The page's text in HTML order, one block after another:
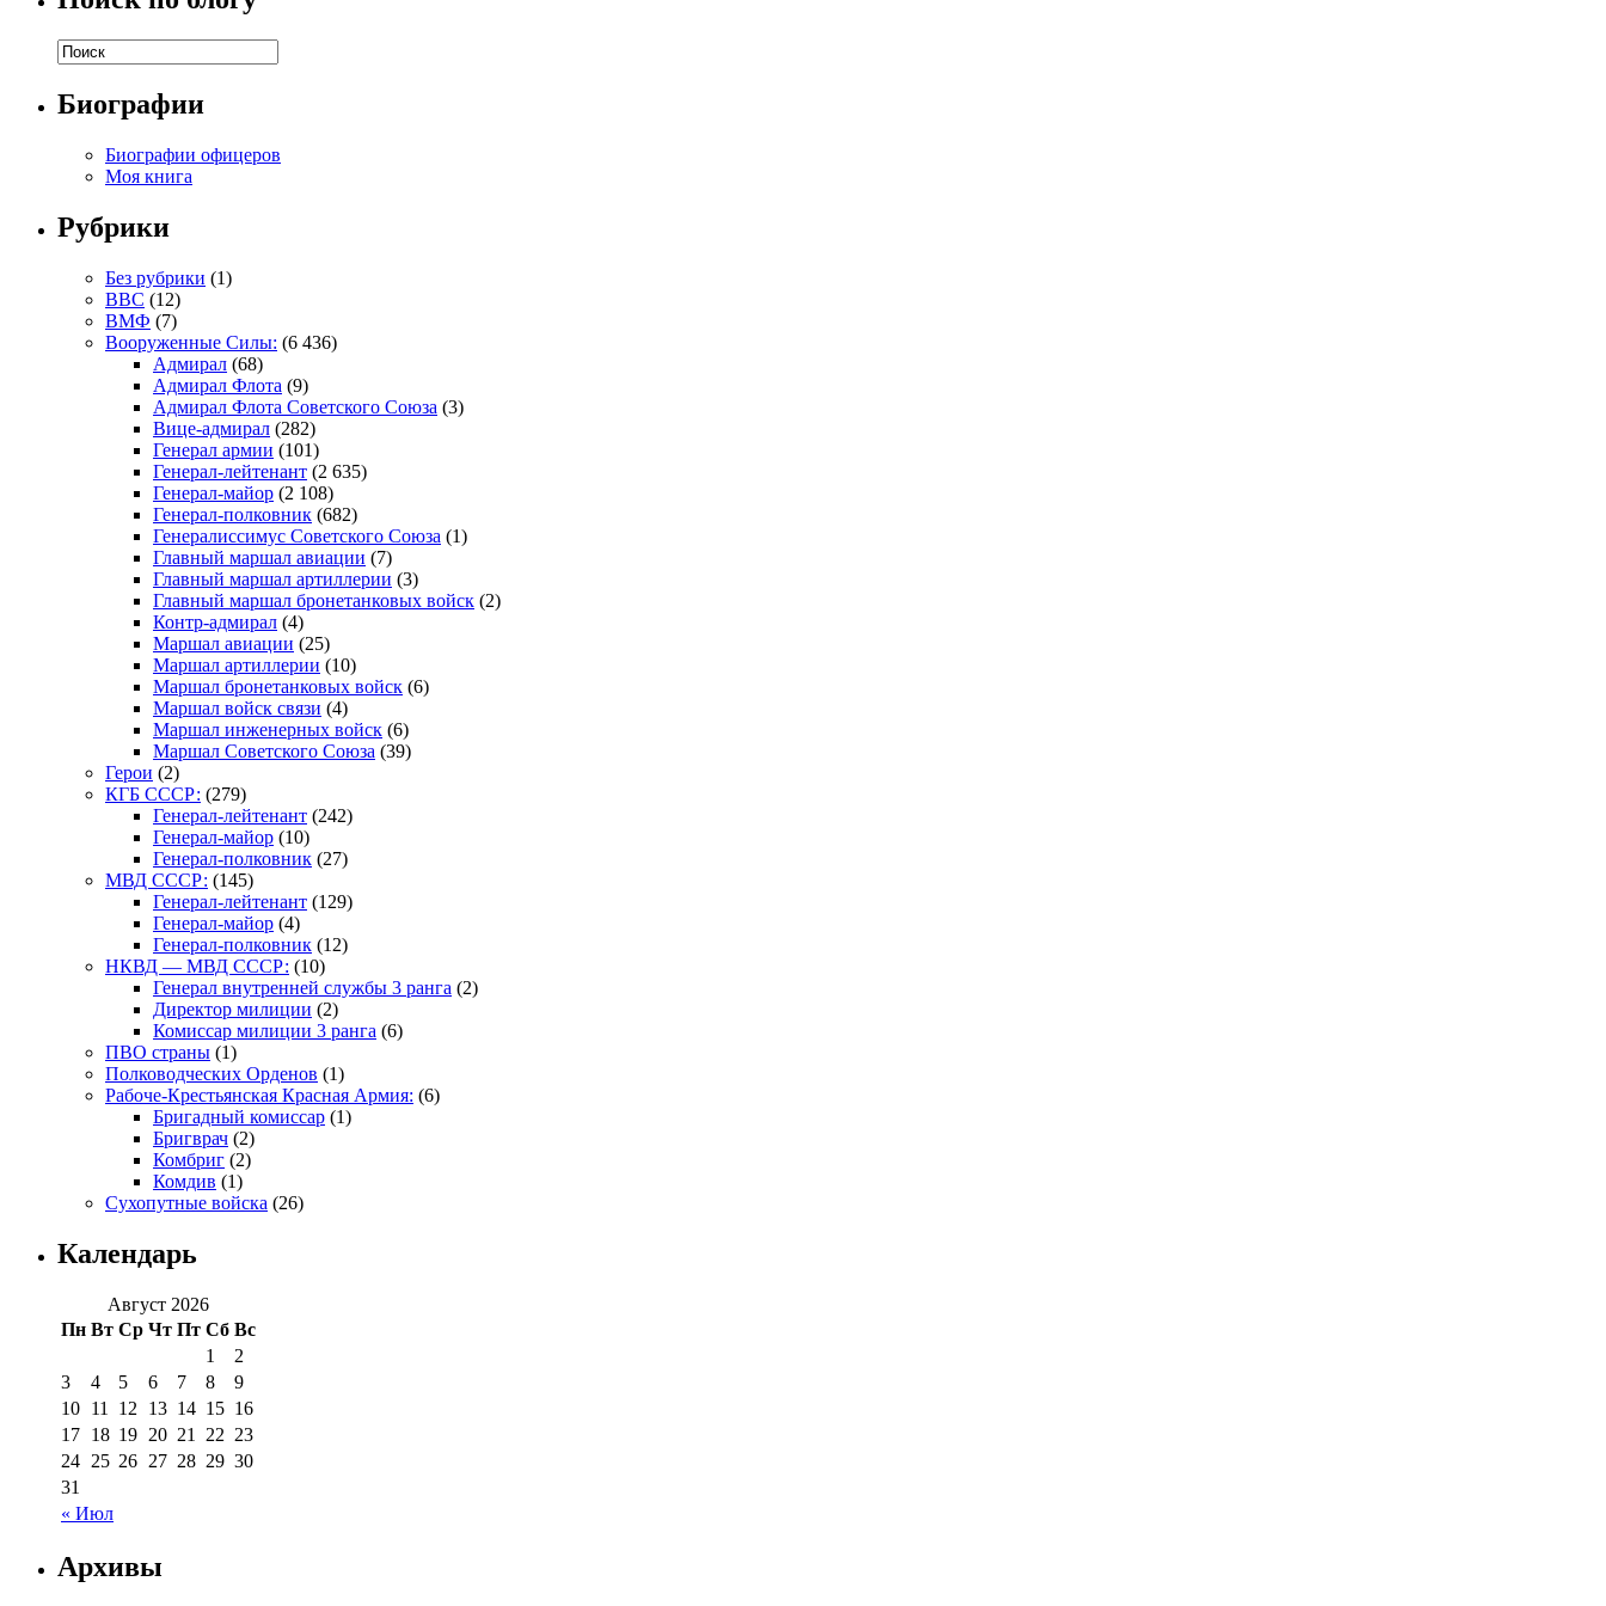
Биографии
Биографии офицеров
Моя книга
Рубрики
Без рубрики (1)
ВВС (12)
ВМФ (7)
Вооруженные Силы: (6 436)
Адмирал (68)
Адмирал Флота (9)
Адмирал Флота Советского Союза (3)
Вице-адмирал (282)
Генерал армии (101)
Генерал-лейтенант (2 635)
Генерал-майор (2 108)
Генерал-полковник (682)
Генералиссимус Советского Союза (1)
Главный маршал авиации (7)
Главный маршал артиллерии (3)
Главный маршал бронетанковых войск (2)
Контр-адмирал (4)
Маршал авиации (25)
Маршал артиллерии (10)
Маршал бронетанковых войск (6)
Маршал войск связи (4)
Маршал инженерных войск (6)
Маршал Советского Союза (39)
Герои (2)
КГБ СССР: (279)
Генерал-лейтенант (242)
Генерал-майор (10)
Генерал-полковник (27)
МВД СССР: (145)
Генерал-лейтенант (129)
Генерал-майор (4)
Генерал-полковник (12)
НКВД — МВД СССР: (10)
Генерал внутренней службы 3 ранга (2)
Директор милиции (2)
Комиссар милиции 3 ранга (6)
ПВО страны (1)
Полководческих Орденов (1)
Рабоче-Крестьянская Красная Армия: (6)
Бригадный комиссар (1)
Бригврач (2)
Комбриг (2)
Комдив (1)
Сухопутные войска (26)
Календарь
Август 2026
Пн Вт Ср Чт Пт Сб Вс
« Июл
1
2
3
4 5 6 7 8
9
10 11 12 13 14 15 16
17 18 19 20 21 22 23
24 25 26 27 28 29 30
31
Архивы